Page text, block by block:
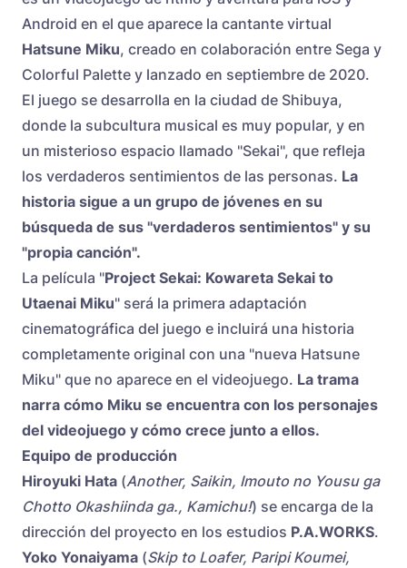
Android en el que aparece la cantante virtual
Hatsune Miku, creado en colaboración entre Sega y
Colorful Palette y lanzado en septiembre de 2020.
El juego se desarrolla en la ciudad de Shibuya,
donde la subcultura musical es muy popular, y en
un misterioso espacio llamado "Sekai", que refleja
los verdaderos sentimientos de las personas. La
historia sigue a un grupo de jóvenes en su
búsqueda de sus "verdaderos sentimientos" y su
"propia canción".
La película "Project Sekai: Kowareta Sekai to
Utaenai Miku" será la primera adaptación
cinematográfica del juego e incluirá una historia
completamente original con una "nueva Hatsune
Miku" que no aparece en el videojuego. La trama
narra cómo Miku se encuentra con los personajes
del videojuego y cómo crece junto a ellos.
Equipo de producción
Hiroyuki Hata (Another, Saikin, Imouto no Yousu ga
Chotto Okashiinda ga., Kamichu!) se encarga de la
dirección del proyecto en los estudios P.A.WORKS.
Yoko Yonaiyama (Skip to Loafer, Paripi Koumei,